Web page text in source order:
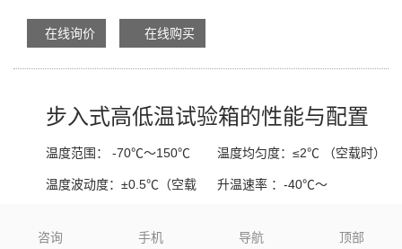
在线询价 在线购买
步入式高低温试验箱的性能与配置
温度范围： -70℃～150℃ 温度均匀度： ≤2℃ （空载时）
温度波动度： ±0.5℃（空载 升温速率 ： -40℃～
咨询 手机 导航 顶部